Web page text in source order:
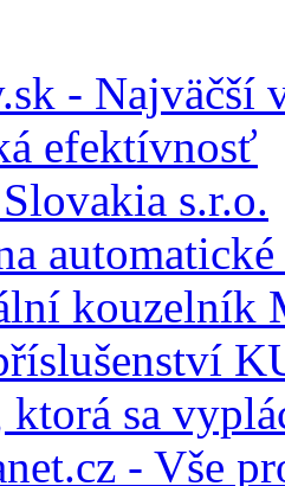
- Najväčší
efektívnosť
s.r.o.
kouzelník
sa
- Vše